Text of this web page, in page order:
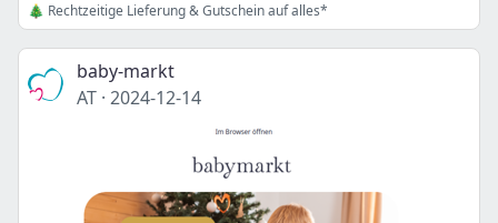
🎄 Rechtzeitige Lieferung & Gutschein auf alles*
baby-markt
AT · 2024-12-14